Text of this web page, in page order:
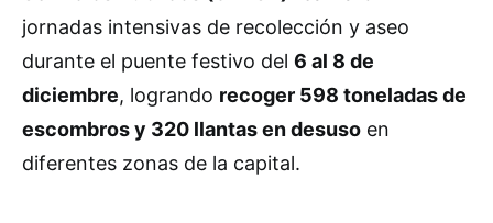
jornadas intensivas de recolección y aseo
durante el puente festivo del 6 al 8 de
diciembre, logrando recoger 598 toneladas de
escombros y 320 llantas en desuso en
diferentes zonas de la capital.